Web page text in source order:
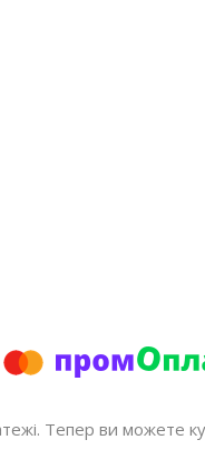
Тепер ви можете